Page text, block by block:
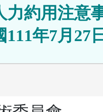
力約用注意
年7月27